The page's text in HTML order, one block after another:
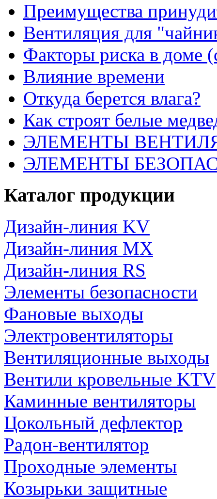
Преимущества
Вентиляция для
Факторы риска в доме
Влияние времени
Откуда берется влага?
Как строят белые
ЭЛЕМЕНТЫ
ЭЛЕМЕНТЫ
Каталог продукции
Дизайн-линия KV
Дизайн-линия MX
Дизайн-линия RS
Элементы безопасности
Фановые выходы
Электровентиляторы
Вентиляционные выходы
Вентили кровельные KTV
Каминные вентиляторы
Цокольный дефлектор
Радон-вентилятор
Проходные элементы
Козырьки защитные